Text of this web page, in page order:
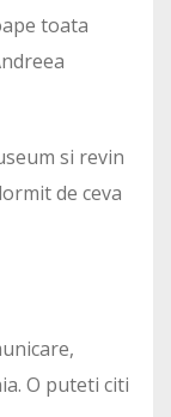
toata
si revin
de ceva
O puteti citi